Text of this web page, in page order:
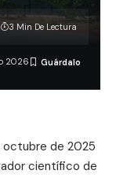
2026
3 Min De Lectura
octubre de 2025
científico de